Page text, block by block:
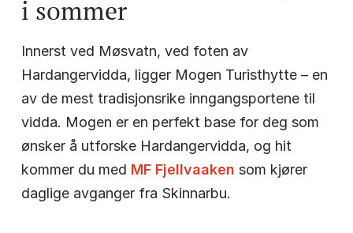
i sommer
Innerst ved Møsvatn, ved foten av
Hardangervidda, ligger Mogen Turisthytte – en
av de mest tradisjonsrike inngangsportene til
vidda. Mogen er en perfekt base for deg som
ønsker å utforske Hardangervidda, og hit
kommer du med MF Fjellvaaken som kjører
daglige avganger fra Skinnarbu.